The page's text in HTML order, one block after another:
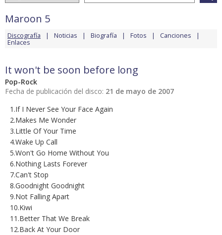
Maroon 5
Discografía Noticias Biografía Fotos Canciones
Enlaces
It won't be soon before long
Pop-Rock
Fecha de publicación del disco: 21 de mayo de 2007
1.If I Never See Your Face Again
2.Makes Me Wonder
3.Little Of Your Time
4.Wake Up Call
5.Won't Go Home Without You
6.Nothing Lasts Forever
7.Can't Stop
8.Goodnight Goodnight
9.Not Falling Apart
10.Kiwi
11.Better That We Break
12.Back At Your Door